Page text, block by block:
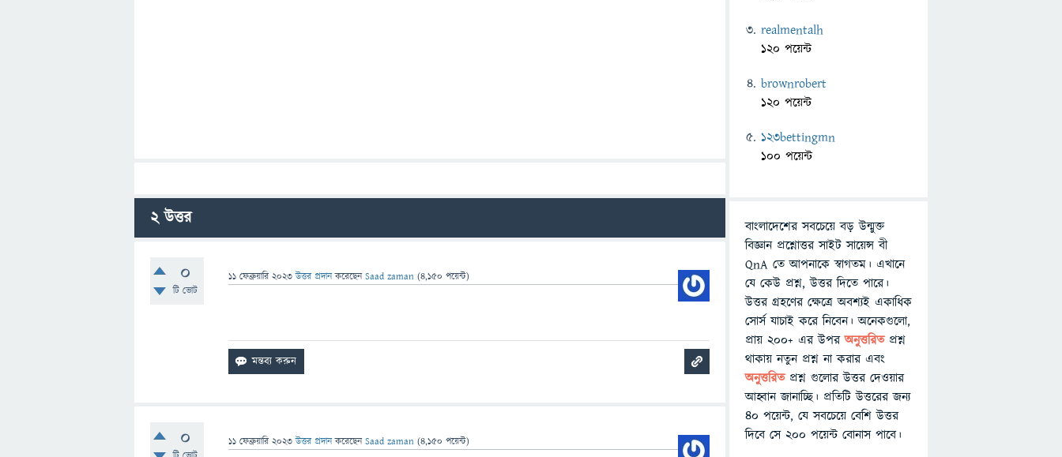
2উত্তর
0
টি ভোট
11 ফেব্রুয়ারি 2023 উত্তর প্রদান করেছেনSaad zaman (4,150 পয়েন্ট)
0 11 ফেব্রুয়ারি 2023 উত্তর প্রদান করেছেনSaad zaman (4,150 পয়েন্ট)
realmentalh
120 পয়েন্ট
brownrobert
120 পয়েন্ট
123bettingmn
100 পয়েন্ট
বাংলাদেশের সবচেয়ে বড় উন্মুক্ত
বিজ্ঞান প্রশ্নোত্তর সাইট সায়েন্স বী
QnA তে আপনাকে স্বাগতম। এখানে
যে কেউ প্রশ্ন, উত্তর দিতে পারে।
উত্তর গ্রহণের ক্ষেত্রে অবশ্যই একাধিক
সোর্স যাচাই করে নিবেন। অনেকগুলো,
প্রায় ২০০+ এর উপরঅনুত্তরিতপ্রশ্ন
থাকায় নতুন প্রশ্ন না করার এবং
অনুত্তরিত প্রশ্ন গুলোর উত্তর দেওয়ার
আহ্বান জানাচ্ছি। প্রতিটি উত্তরের জন্য
৪০ পয়েন্ট, যে সবচেয়ে বেশি উত্তর
দিবে সে ২০০ পয়েন্ট বোনাস পাবে।